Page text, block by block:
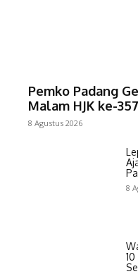
Pemko Padang
Malam HJK ke-357
8 Agustus 2026
8